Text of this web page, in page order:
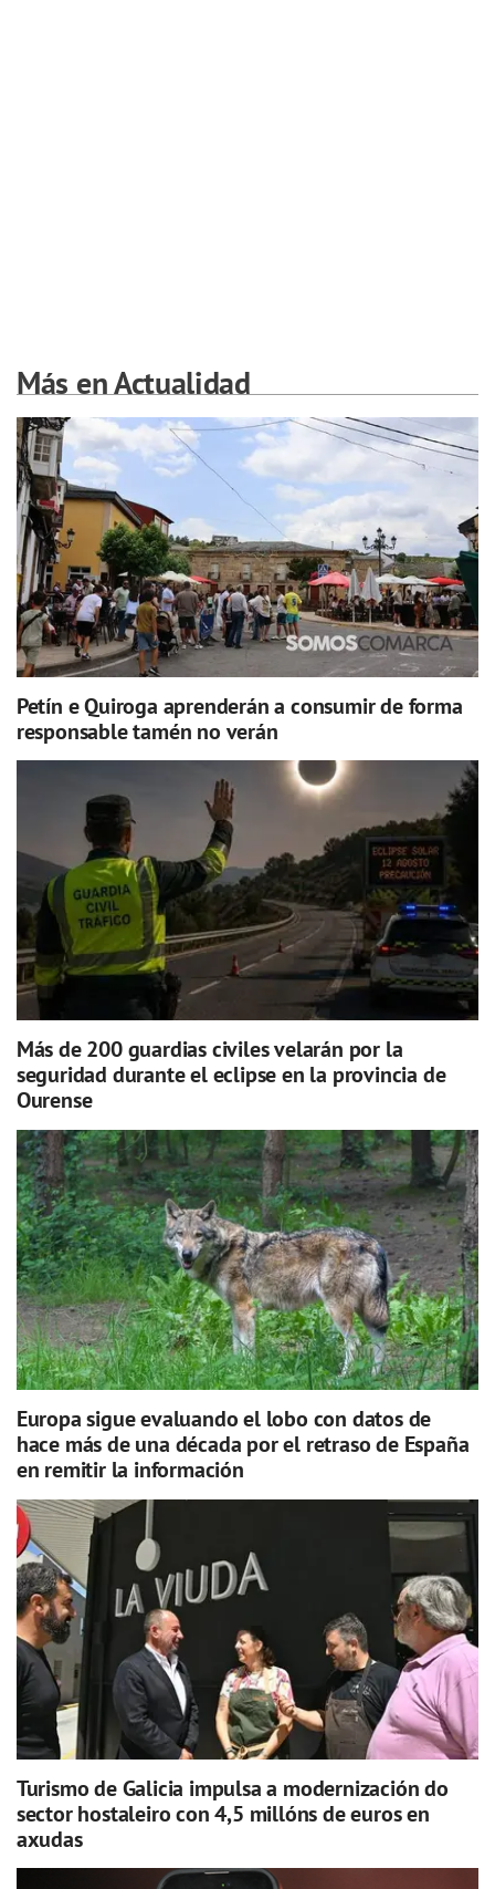
Más en Actualidad
Petín e Quiroga aprenderán a consumir de forma
responsable tamén no verán
Más de 200 guardias civiles velarán por la
seguridad durante el eclipse en la provincia de
Ourense
Europa sigue evaluando el lobo con datos de
hace más de una década por el retraso de España
en remitir la información
Turismo de Galicia impulsa a modernización do
sector hostaleiro con 4,5 millóns de euros en
axudas